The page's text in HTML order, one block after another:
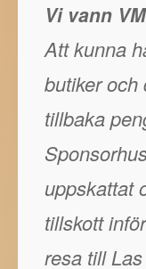
Vi vann
Att kunna
butiker och
tillbaka
uppskattat
tillskott
resa till